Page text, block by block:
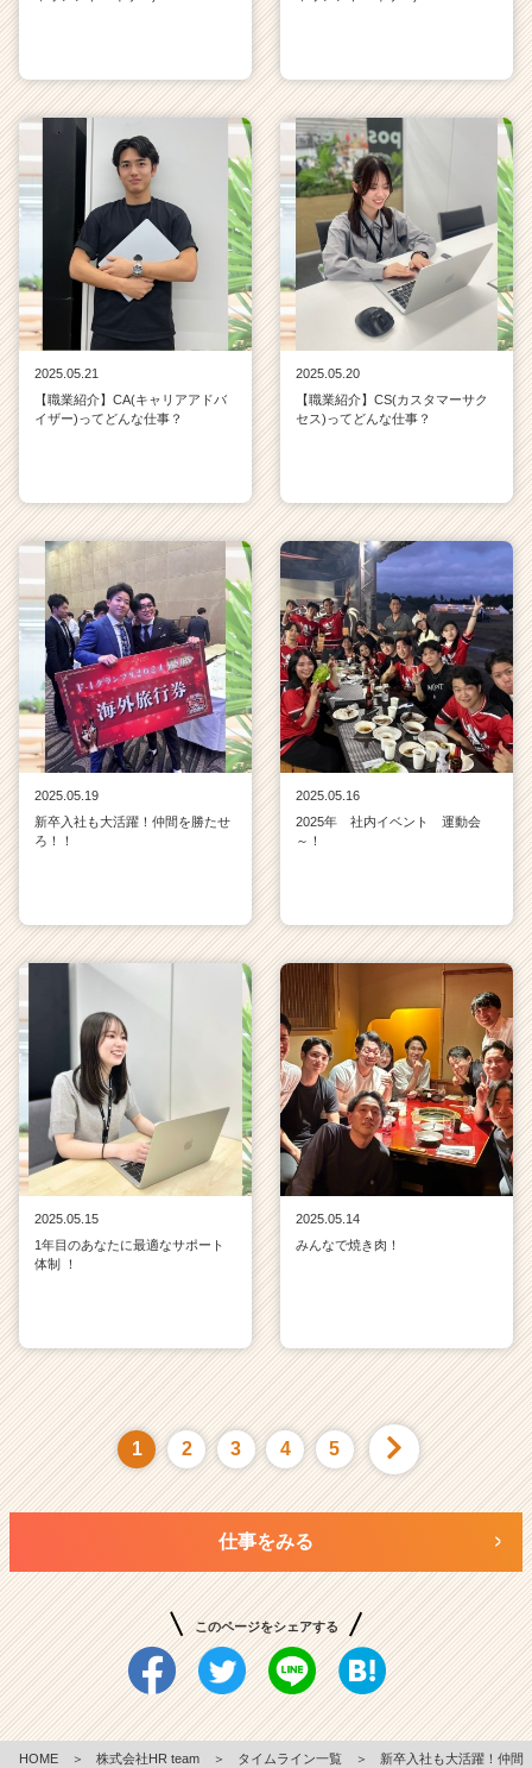
2025.05.21
【職業紹介】CA(キャリアアドバ
イザー)ってどんな仕事？
2025.05.20
【職業紹介】CS(カスタマーサク
セス)ってどんな仕事？
2025.05.19
新卒入社も大活躍！仲間を勝たせ
ろ！！
2025.05.16
2025年 社内イベント 運動会
～！
2025.05.15
1年目のあなたに最適なサポート
体制 ！
2025.05.14
みんなで焼き肉！
1 2 3 4 5
仕事をみる
このページをシェアする
HOME ＞ 株式会社HR team ＞ タイムライン一覧 ＞
新卒入社も大活躍！仲間